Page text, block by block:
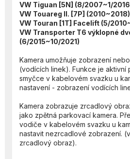
VW Tiguan [5N] (8/2007~1/
VW Touareg II. [7P] (2010~2018)
VW Touran [1T] Facelift (5/
VW Transporter T6 výklopné
(6/2015~10/2021)
Kamera umožňuje zobrazení
(vodících linek). Funkce je aktivní
smyčce v kabelovém svazku u
nastavení - zobrazení vodících
Kamera zobrazuje zrcadlový
jako zpětná parkovací kamera.
vodiče v kabelovém svazku u
nastavit nezrcadlové zobrazení.
zrcadlový obraz).